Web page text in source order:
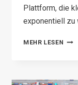
Plattform, die
exponentiell zu
MEHR LESEN TOP
FOR